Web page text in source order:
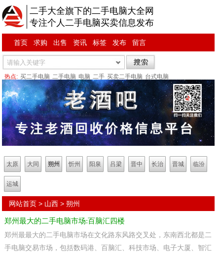
二手大全旗下的二手电脑大全网
专注个人二手电脑买卖信息发布
首页 求购 出售 资讯 标签 发布 留言
热点: 买二手电脑 二手电脑 电脑 二手 买卖二手电脑 台式电脑
太原 大同 朔州 忻州 阳泉 吕梁 晋中 长治 晋城 临汾
运城
网站首页 > 山西 >朔州
郑州最大的二手电脑市场:百脑汇四楼
郑州最最大的二手电脑市场在文化路东风路交叉处，东南西北都是二
手电脑交易市场，包括数码港、百脑汇、科技市场、电子大厦、智汇